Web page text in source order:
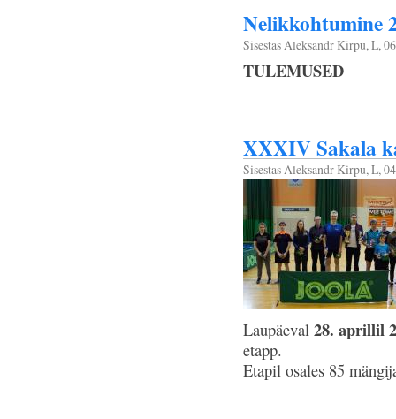
Nelikkohtumine
SisestasAleksandr Kirpu, L,
TULEMUSED
XXXIV Sakala
SisestasAleksandr Kirpu, L,
Laupäeval 28. aprillil
etapp.
Etapil osales 85